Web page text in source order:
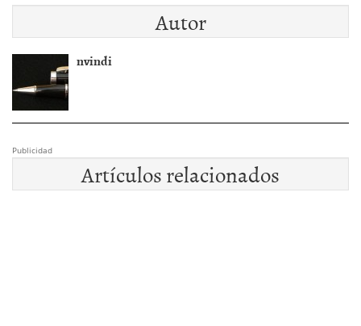
Autor
nvindi
Publicidad
Artículos relacionados